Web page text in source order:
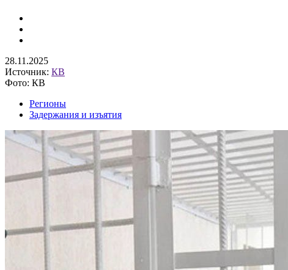
28.11.2025
Источник: КВ
Фото: КВ
Регионы
Задержания и изъятия